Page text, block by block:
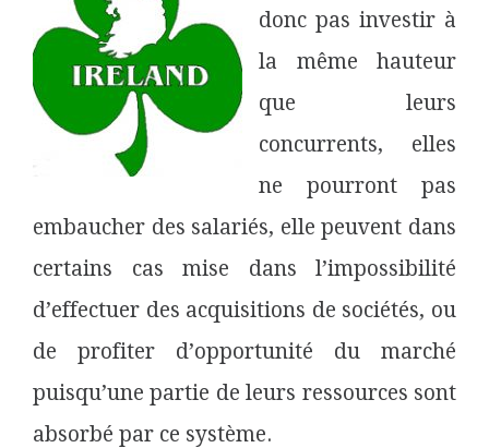
donc pas investir à
la même hauteur
que leurs
concurrents, elles
ne pourront pas
embaucher des salariés, elle peuvent dans
certains cas mise dans l’impossibilité
d’effectuer des acquisitions de sociétés, ou
de profiter d’opportunité du marché
puisqu’une partie de leurs ressources sont
absorbé par ce système.